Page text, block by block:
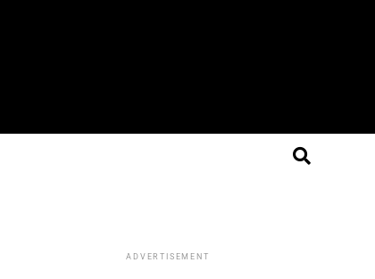
ADVERTISEMENT